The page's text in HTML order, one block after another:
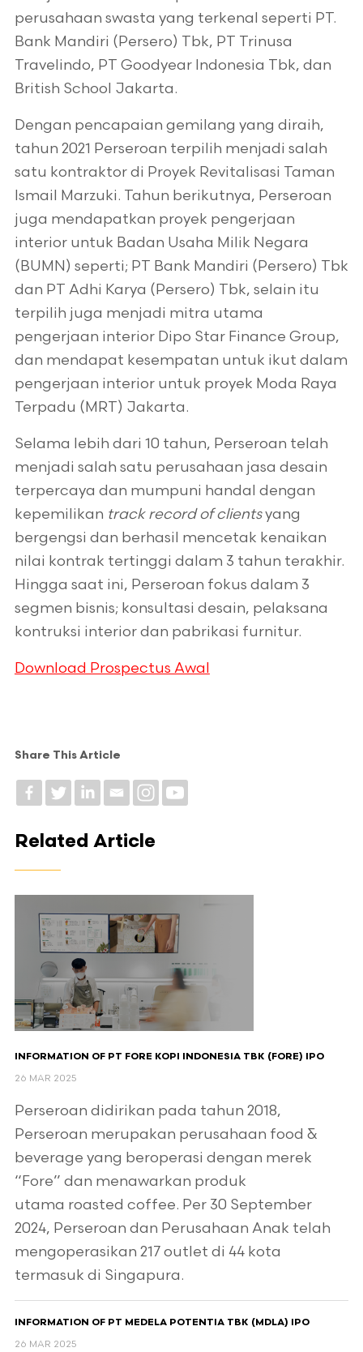
perusahaan swasta yang terkenal seperti PT.
Bank Mandiri (Persero) Tbk, PT Trinusa
Travelindo, PT Goodyear Indonesia Tbk, dan
British School Jakarta.
Dengan pencapaian gemilang yang diraih,
tahun 2021 Perseroan terpilih menjadi salah
satu kontraktor di Proyek Revitalisasi Taman
Ismail Marzuki. Tahun berikutnya, Perseroan
juga mendapatkan proyek pengerjaan
interior untuk Badan Usaha Milik Negara
(BUMN) seperti; PT Bank Mandiri (Persero) Tbk
dan PT Adhi Karya (Persero) Tbk, selain itu
terpilih juga menjadi mitra utama
pengerjaan interior Dipo Star Finance Group,
dan mendapat kesempatan untuk ikut dalam
pengerjaan interior untuk proyek Moda Raya
Terpadu (MRT) Jakarta.
Selama lebih dari 10 tahun, Perseroan telah
menjadi salah satu perusahaan jasa desain
terpercaya dan mumpuni handal dengan
kepemilikan track record of clientsyang
bergengsi dan berhasil mencetak kenaikan
nilai kontrak tertinggi dalam 3 tahun terakhir.
Hingga saat ini, Perseroan fokus dalam 3
segmen bisnis; konsultasi desain, pelaksana
kontruksi interior dan pabrikasi furnitur.
Download Prospectus Awal
Share This Article
Related Article
INFORMATION OF PT FORE KOPI INDONESIA TBK (FORE) IPO
26 MAR 2025
Perseroan didirikan pada tahun 2018,
Perseroan merupakan perusahaan food &
beverage yang beroperasi dengan merek
“Fore” dan menawarkan produk
utama roasted coffee. Per 30 September
2024, Perseroan dan Perusahaan Anak telah
mengoperasikan 217 outlet di 44 kota
termasuk di Singapura.
INFORMATION OF PT MEDELA POTENTIA TBK (MDLA) IPO
26 MAR 2025